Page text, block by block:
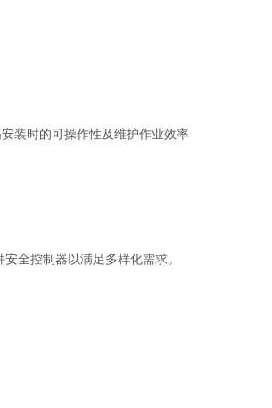
装时的可操作性及维护作业效率
全控制器以满足多样化需求。